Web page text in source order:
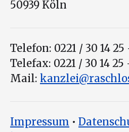
50939 Köln
Telefon: 0221 / 30 14 25
Telefax: 0221 / 30 14 25
Mail:
Impressum •